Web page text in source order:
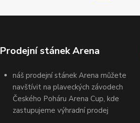
Prodejní stánek Arena
náš prodejní stánek Arena můžete
navštívit na plaveckých závodech
Českého Poháru Arena Cup, kde
zastupujeme výhradní prodej